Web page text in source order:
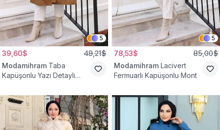
5
39,60$ 48,21$
Modamihram Taba
Kapüşonlu Yazı Detaylı
5
78,53$ 85,00$
Modamihram Lacivert
Fermuarlı Kapüşonlu Mont